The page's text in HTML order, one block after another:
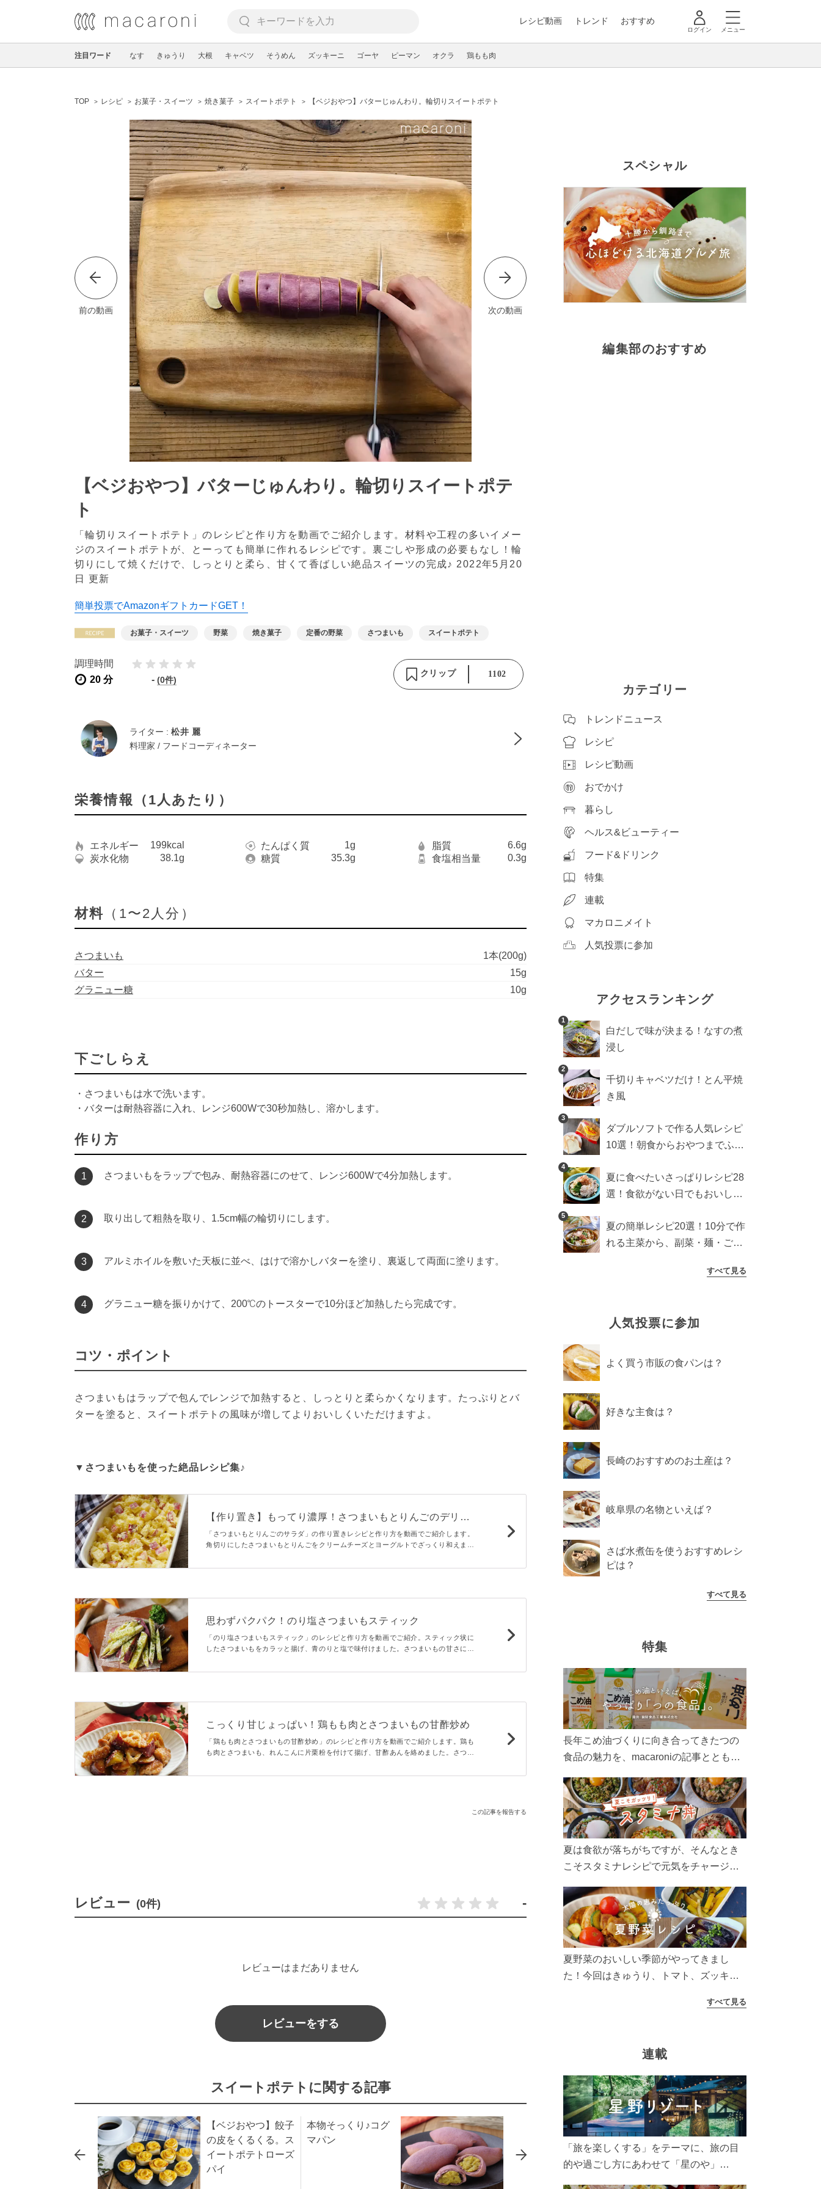
レシピ動画 トレンド おすすめ
ログイン メニュー
注目ワード なす きゅうり 大根 キャベツ そうめん ズッキーニ ゴーヤ ピーマン オクラ 鶏もも肉
TOP レシピ お菓子・スイーツ 焼き菓子 スイートポテト 【ベジおやつ】バターじゅんわり。輪切りスイートポテト
前の動画 次の動画
【ベジおやつ】バターじゅんわり。輪切りスイートポテ
ト
「輪切りスイートポテト」のレシピと作り方を動画でご紹介します。材料や工程の多いイメー
ジのスイートポテトが、とーっても簡単に作れるレシピです。裏ごしや形成の必要もなし！輪
切りにして焼くだけで、しっとりと柔ら、甘くて香ばしい絶品スイーツの完成♪ 2022年5月20
日 更新
簡単投票でAmazonギフトカードGET！
お菓子・スイーツ 野菜 焼き菓子 定番の野菜 さつまいも スイートポテト
調理時間
20 分
- (0件)
クリップ 1102
ライター : 松井 麗
料理家 / フードコーディネーター
栄養情報（1人あたり）
エネルギー 199kcal たんぱく質 1g 脂質
6.6g
炭水化物
38.1g 糖質 35.3g 食塩相当量 0.3g
材料 （1〜2人分）
さつまいも
1本(200g)
バター
15g
グラニュー糖
10g
下ごしらえ
・さつまいもは水で洗います。
・バターは耐熱容器に入れ、レンジ600Wで30秒加熱し、溶かします。
作り方
1 さつまいもをラップで包み、耐熱容器にのせて、レンジ600Wで4分加熱します。
2 取り出して粗熱を取り、1.5cm幅の輪切りにします。
3 アルミホイルを敷いた天板に並べ、はけで溶かしバターを塗り、裏返して両面に塗ります。
4 グラニュー糖を振りかけて、200℃のトースターで10分ほど加熱したら完成です。
コツ・ポイント
さつまいもはラップで包んでレンジで加熱すると、しっとりと柔らかくなります。たっぷりとバ
ターを塗ると、スイートポテトの風味が増してよりおいしくいただけますよ。
▼さつまいもを使った絶品レシピ集♪
【作り置き】もってり濃厚！さつまいもとりんごのデリ風
サラダ
「さつまいもとりんごのサラダ」の作り置きレシピと作り方を動画でご紹介します。
角切りにしたさつまいもとりんごをクリームチーズとヨーグルトでざっくり和えまし
思わずパクパク！のり塩さつまいもスティック
「のり塩さつまいもスティック」のレシピと作り方を動画でご紹介。スティック状に
したさつまいもをカラッと揚げ、青のりと塩で味付けました。さつまいもの甘さにほ
たりです。
こっくり甘じょっぱい！鶏もも肉とさつまいもの甘酢炒め
「鶏もも肉とさつまいもの甘酢炒め」のレシピと作り方を動画でご紹介します。鶏も
も肉とさつまいも、れんこんに片栗粉を付けて揚げ、甘酢あんを絡めました。さつま
よ。
この記事を報告する
レビュー (0件) -
レビューはまだありません
レビューをする
スイートポテトに関する記事
【ベジおやつ】餃子
の皮をくるくる。ス
イートポテトローズ
パイ
本物そっくり♪コグ
マパン
スペシャル
編集部のおすすめ
カテゴリー
トレンドニュース
レシピ
レシピ動画
おでかけ
暮らし
ヘルス&ビューティー
フード&ドリンク
特集
連載
マカロニメイト
人気投票に参加
アクセスランキング
1
白だしで味が決まる！なすの煮
浸し
2
千切りキャベツだけ！とん平焼
き風
3
ダブルソフトで作る人気レシピ
10選！朝食からおやつまでふん
4
夏に食べたいさっぱりレシピ28
選！食欲がない日でもおいしい
5
夏の簡単レシピ20選！10分で作
れる主菜から、副菜・麺・ごは
すべて見る
人気投票に参加
よく買う市販の食パンは？
好きな主食は？
長崎のおすすめのお土産は？
岐阜県の名物といえば？
さば水煮缶を使うおすすめレシ
ピは？
すべて見る
特集
長年こめ油づくりに向き合ってきたつの
食品の魅力を、macaroniの記事とともに
ん、製造現場や品質へのこだわりまで。
こめ油をもっと好きになるコンテンツを
ぜひお楽しみください。
夏は食欲が落ちがちですが、そんなとき
こそスタミナレシピで元気をチャージ！
リ食べて、夏バテを吹き飛ばしましょ
う！
夏野菜のおいしい季節がやってきまし
た！今回はきゅうり、トマト、ズッキー
太陽の光をたっぷりあびた夏野菜は栄養
すべて見る
連載
「旅を楽しくする」をテーマに、旅の目
的や過ごし方にあわせて「星のや」